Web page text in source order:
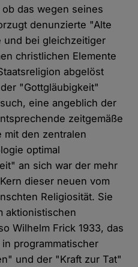
das wegen seines
denunzierte "Alte
und bei gleichzeitiger
christlichen Elemente
abgelöst
"Gottgläubigkeit"
eine angeblich der
zeitgemäße
mit den zentralen
optimal
an sich war der mehr
dieser neuen vom
Religiosität. Sie
aktionistischen
Wilhelm Frick 1933, das
programmatischer
und der "Kraft zur Tat"